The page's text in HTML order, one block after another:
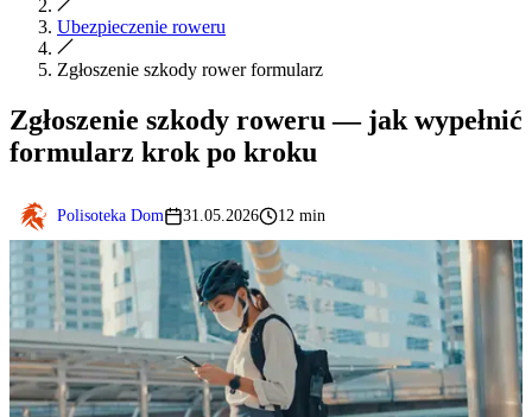
Ubezpieczenie roweru
Zgłoszenie szkody rower formularz
Zgłoszenie szkody roweru — jak wypełnić
formularz krok po kroku
Polisoteka Dom 31.05.2026 12 min